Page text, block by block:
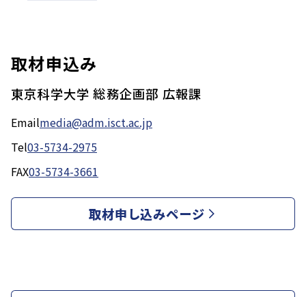
取材申込み
東京科学大学 総務企画部 広報課
Emailmedia@adm.isct.ac.jp
Tel03-5734-2975
FAX03-5734-3661
取材申し込みページ